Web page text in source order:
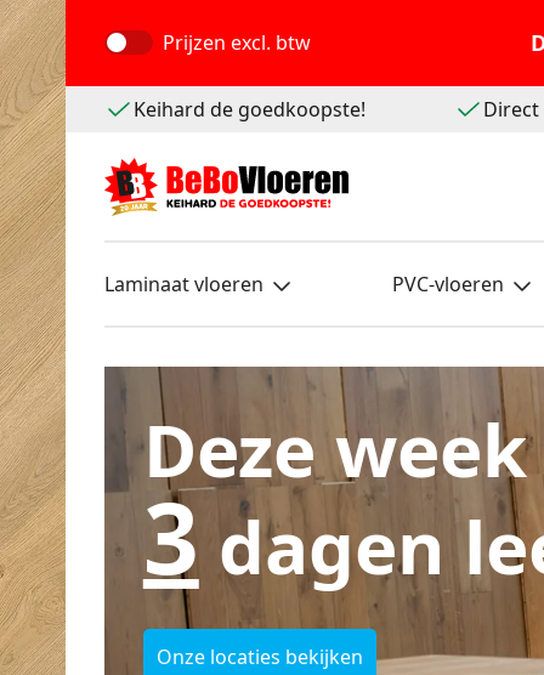
Prijzen excl. btw
Keihard de goedkoopste! Direct
Laminaat vloeren PVC-vloeren
Deze
3 dagen
Onze locaties bekijken